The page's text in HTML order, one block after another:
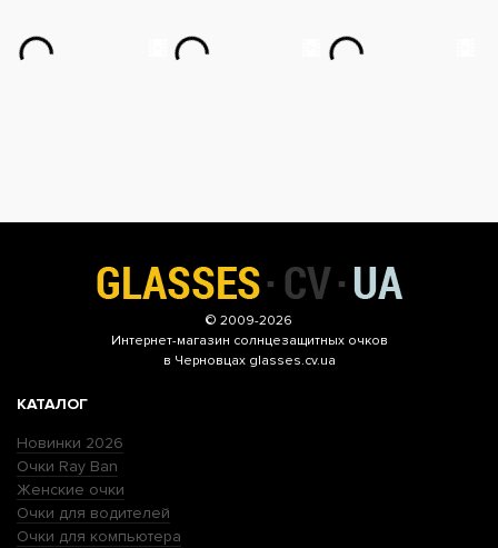
© 2009-2026
Интернет-магазин солнцезащитных очков
в Черновцах glasses.cv.ua
КАТАЛОГ
Новинки 2026
Очки Ray Ban
Женские очки
Очки для водителей
Очки для компьютера